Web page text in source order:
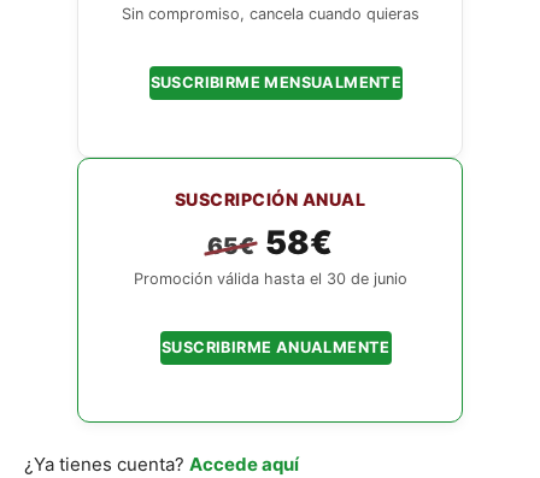
Sin compromiso, cancela cuando quieras
SUSCRIBIRME MENSUALMENTE
SUSCRIPCIÓN ANUAL
65€ 58€
Promoción válida hasta el 30 de junio
SUSCRIBIRME ANUALMENTE
¿Ya tienes cuenta? Accede aquí